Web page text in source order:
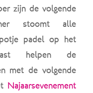
zijn de volgende
stoomt alle
padel op het
helpen de
met de volgende
Najaarsevenement